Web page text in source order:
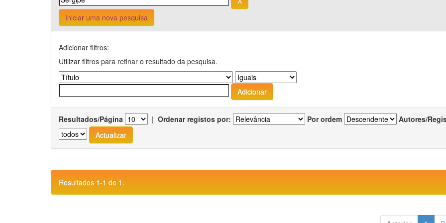
Iniciar uma nova pesquisa
Adicionar filtros:
Utilizar filtros para refinar o resultado da pesquisa.
Resultados/Página | Ordenar registos por: Por ordem Autores/
Resultados 1-1 de 1.